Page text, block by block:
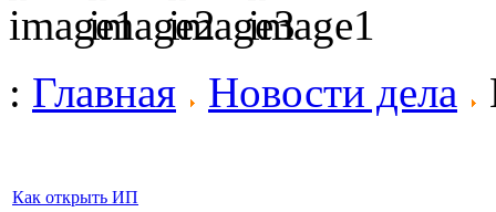
: Главная Новости дела
Как открыть ИП